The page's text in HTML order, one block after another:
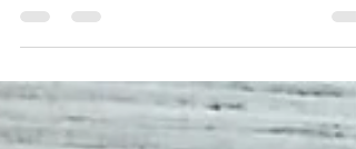
Vuorenmaa J Järjestäjä POHJOIS-JUVAN
METSÄSTÄJÄT RY Ilmoittautuminen
16.7.-12.8.2026 Yhteystiedot Nykänen
Matti puh. 050-3313101
matti.nykanen@mnyhtiot.fi Kurssin